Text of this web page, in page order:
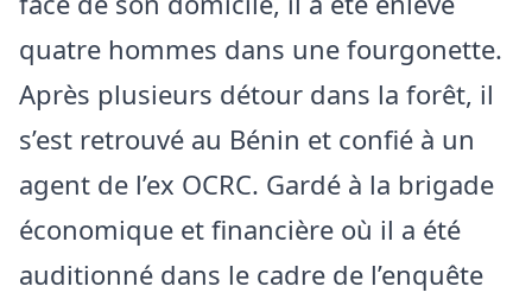
quatre hommes dans une fourgonette.
Après plusieurs détour dans la forêt, il
s’est retrouvé au Bénin et confié à un
agent de l’ex OCRC. Gardé à la brigade
économique et financière où il a été
auditionné dans le cadre de l’enquête